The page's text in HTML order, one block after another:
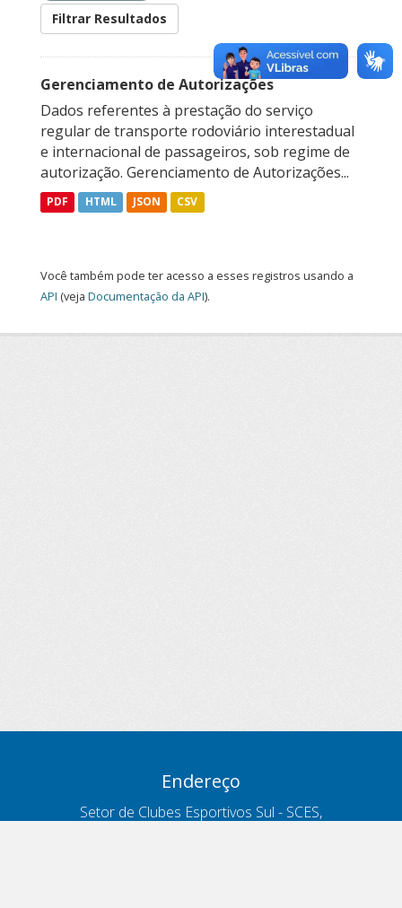
Filtrar Resultados
Gerenciamento de Autorizações
Dados referentes à prestação do serviço
regular de transporte rodoviário interestadual
e internacional de passageiros, sob regime de
autorização. Gerenciamento de Autorizações...
PDF HTML JSON CSV
Você também pode ter acesso a esses registros usando a
API (veja Documentação da API).
Endereço
Setor de Clubes Esportivos Sul - SCES,